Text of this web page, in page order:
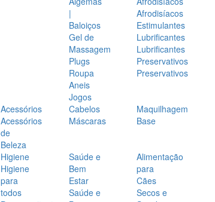
|
Baloiços
Gel de
Massagem
Plugs
Roupa
Aneis
Jogos
Afrodisíacos
Estimulantes
Lubrificantes
Lubrificantes
Preservativos
Preservativos
Acessórios
Acessórios
de
Beleza
Cabelos
Máscaras
Maquilhagem
Base
Higiene
Higiene
para
todos
Saúde e
Bem
Estar
Saúde e
Alimentação
para
Cães
Secos e